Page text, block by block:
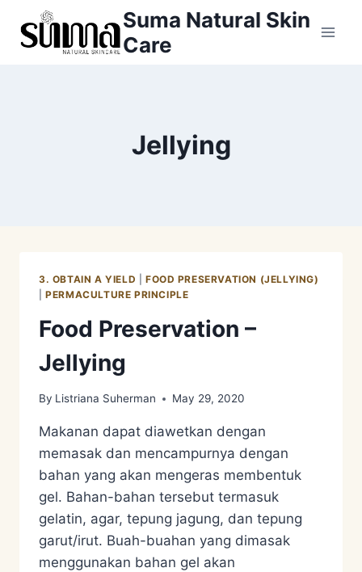
Suma Natural Skin
Care
Jellying
3. OBTAIN A YIELD
FOOD PRESERVATION (JELLYING)
|PERMACULTURE PRINCIPLE
Food Preservation –
Jellying
By Listriana Suherman May 29, 2020
Makanan dapat diawetkan dengan
memasak dan mencampurnya dengan
bahan yang akan mengeras membentuk
gel. Bahan-bahan tersebut termasuk
gelatin, agar, tepung jagung, dan tepung
garut/irut. Buah-buahan yang dimasak
menggunakan bahan gel akan